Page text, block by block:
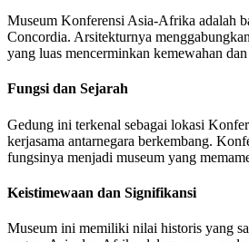
Museum Konferensi Asia-Afrika adalah
Concordia. Arsitekturnya
yang luas mencerminkan kemewahan
Fungsi dan Sejarah
Gedung ini terkenal sebagai lokasi
kerjasama antarnegara berkembang.
fungsinya menjadi museum yang
Keistimewaan dan Signifikansi
Museum ini memiliki nilai historis yang